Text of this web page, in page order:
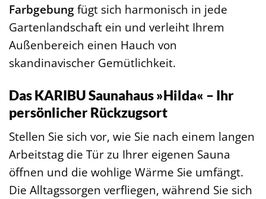
Farbgebungfügt sich harmonisch in jede
Gartenlandschaft ein und verleiht Ihrem
Außenbereich einen Hauch von
skandinavischer Gemütlichkeit.
Das KARIBU Saunahaus »Hilda« – Ihr
persönlicher Rückzugsort
Stellen Sie sich vor, wie Sie nach einem langen
Arbeitstag die Tür zu Ihrer eigenen Sauna
öffnen und die wohlige Wärme Sie umfängt.
Die Alltagssorgen verfliegen, während Sie sich